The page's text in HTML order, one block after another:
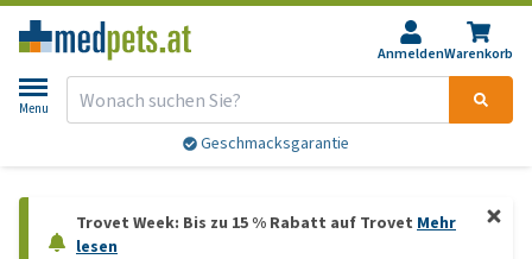
AnmeldenWarenkorb
Menu
Geschmacksgarantie
Trovet Week: Bis zu 15 % Rabatt auf Trovet Mehr
lesen